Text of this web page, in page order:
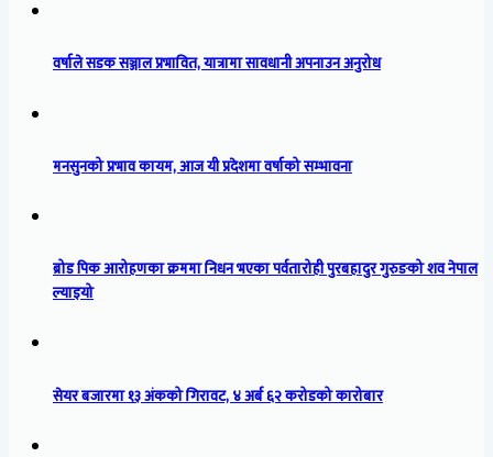
वर्षाले सडक सञ्जाल प्रभावित, यात्रामा सावधानी अपनाउन अनुरोध
मनसुनको प्रभाव कायम, आज यी प्रदेशमा वर्षाको सम्भावना
ब्रोड पिक आरोहणका क्रममा निधन भएका पर्वतारोही पुरबहादुर गुरुङको शव नेपाल
ल्याइयो
सेयर बजारमा १३ अंकको गिरावट, ४ अर्ब ६२ करोडको कारोबार